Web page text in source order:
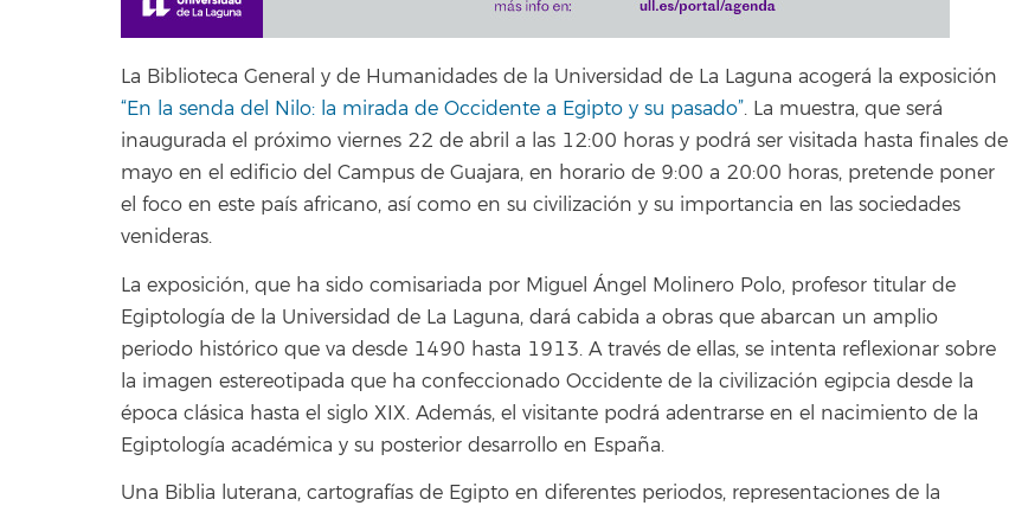
La Biblioteca General y de Humanidades de la Universidad de La Laguna acogerá la exposición
“En la senda del Nilo: la mirada de Occidente a Egipto y su pasado”. La muestra, que será
inaugurada el próximo viernes 22 de abril a las 12:00 horas y podrá ser visitada hasta finales de
mayo en el edificio del Campus de Guajara, en horario de 9:00 a 20:00 horas, pretende poner
el foco en este país africano, así como en su civilización y su importancia en las sociedades
venideras.
La exposición, que ha sido comisariada por Miguel Ángel Molinero Polo, profesor titular de
Egiptología de la Universidad de La Laguna, dará cabida a obras que abarcan un amplio
periodo histórico que va desde 1490 hasta 1913. A través de ellas, se intenta reflexionar sobre
la imagen estereotipada que ha confeccionado Occidente de la civilización egipcia desde la
época clásica hasta el siglo XIX. Además, el visitante podrá adentrarse en el nacimiento de la
Egiptología académica y su posterior desarrollo en España.
Una Biblia luterana, cartografías de Egipto en diferentes periodos, representaciones de la